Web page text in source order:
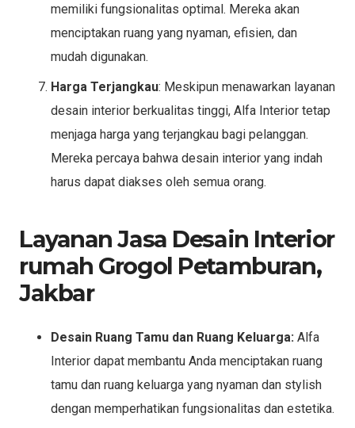
memiliki fungsionalitas optimal. Mereka akan
menciptakan ruang yang nyaman, efisien, dan
mudah digunakan.
Harga Terjangkau: Meskipun menawarkan layanan
desain interior berkualitas tinggi, Alfa Interior tetap
menjaga harga yang terjangkau bagi pelanggan.
Mereka percaya bahwa desain interior yang indah
harus dapat diakses oleh semua orang.
Layanan Jasa Desain Interior
rumah Grogol Petamburan,
Jakbar
Desain Ruang Tamu dan Ruang Keluarga: Alfa
Interior dapat membantu Anda menciptakan ruang
tamu dan ruang keluarga yang nyaman dan stylish
dengan memperhatikan fungsionalitas dan estetika.